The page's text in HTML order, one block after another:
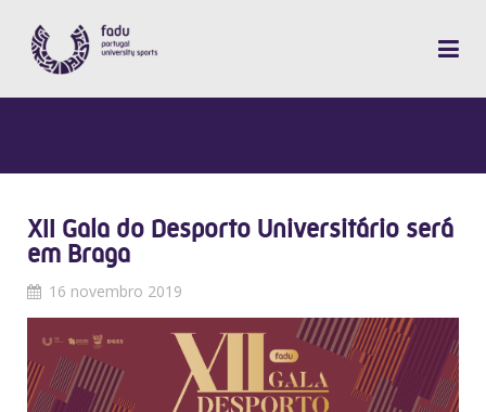
XII Gala do Desporto Universitário será
em Braga
16 novembro 2019